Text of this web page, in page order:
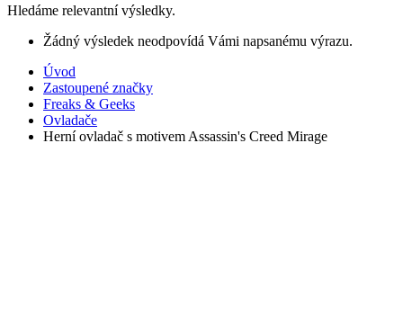
Hledáme relevantní výsledky.
Žádný výsledek neodpovídá Vámi napsanému výrazu.
Úvod
Zastoupené značky
Freaks & Geeks
Ovladače
Herní ovladač s motivem Assassin's Creed Mirage